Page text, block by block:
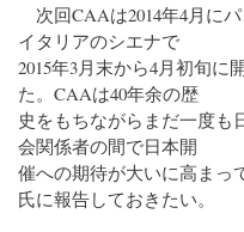
次回CAAは2014年4月に
イタリアのシエナで
2015年3月末から4月初旬
た。CAAは40年余の歴
史をもちながらまだ一度も
会関係者の間で日本開
催への期待が大いに高まっ
氏に報告しておきたい。